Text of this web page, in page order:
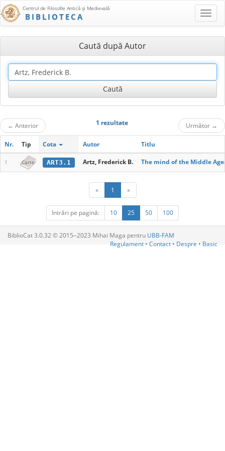
Centrul de Filosofie Antică şi Medievală
BIBLIOTECA
Caută după Autor
← Anterior 1 rezultate Următor →
Nr. Tip Cota Autor Titlu
1 Carte ART3.1 Artz, Frederick B. The mind of the Middle
« 1 »
Intrări pe pagină: 10 25 50 100
BiblioCat 3.0.32 © 2015‒2023 Mihai Maga pentru UBB-FAM
Regulament • Contact • Despre • Basic